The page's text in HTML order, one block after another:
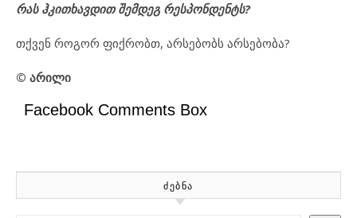
რას ჰკითხავდით შემდეგ რესპონდენტს?
თქვენ როგორ ფიქრობთ, არსებობს არსებობა?
© არილი
Facebook Comments Box
ᲫᲔᲑᲜᲐ